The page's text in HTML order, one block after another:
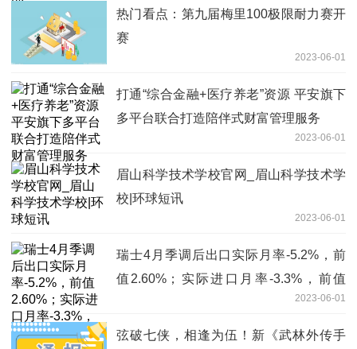
热门看点：第九届梅里100极限耐力赛开
赛
2023-06-01
打通“综合金融+医疗养老”资源 平安旗下
多平台联合打造陪伴式财富管理服务
2023-06-01
眉山科学技术学校官网_眉山科学技术学
校|环球短讯
2023-06-01
瑞士4月季调后出口实际月率-5.2%，前
值2.60%；实际进口月率-3.3%，前值
2023-06-01
弦破七侠，相逢为伍！新《武林外传手